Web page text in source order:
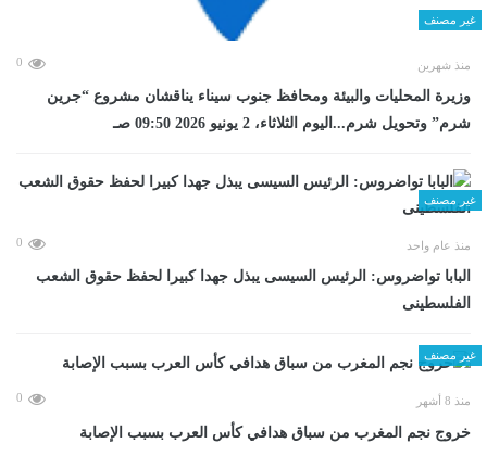
غير مصنف
منذ شهرين 0
وزيرة المحليات والبيئة ومحافظ جنوب سيناء يناقشان مشروع “جرين
شرم” وتحويل شرم...اليوم الثلاثاء، 2 يونيو 2026 09:50 صـ
غير مصنف
منذ عام واحد 0
البابا تواضروس: الرئيس السيسى يبذل جهدا كبيرا لحفظ حقوق الشعب
الفلسطينى
غير مصنف
منذ 8 أشهر 0
خروج نجم المغرب من سباق هدافي كأس العرب بسبب الإصابة